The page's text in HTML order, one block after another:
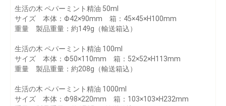
生活の木 ペパーミント精油 50ml
サイズ 本体：Φ42×90mm 箱：45×45×H100mm
重量 製品重量：約149g（輸送箱込）
生活の木 ペパーミント精油 100ml
サイズ 本体：Φ50×110mm 箱：52×52×H113mm
重量 製品重量：約208g（輸送箱込）
生活の木 ペパーミント精油 1000ml
サイズ 本体：Φ98×220mm 箱：103×103×H232mm